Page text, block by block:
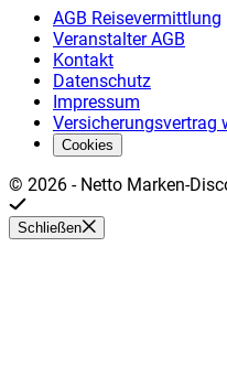
AGB Reisevermittlung
Veranstalter AGB
Kontakt
Datenschutz
Impressum
Versicherungsvertrag
Cookies
© 2026 - Netto Marken-
Schließen